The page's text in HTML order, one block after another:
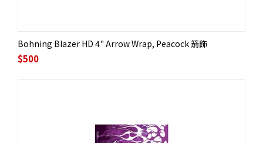
Bohning Blazer HD 4" Arrow Wrap, Peacock 箭飾
$500